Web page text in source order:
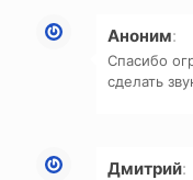
Аноним:
Спасибо
сделать
Дмитрий: